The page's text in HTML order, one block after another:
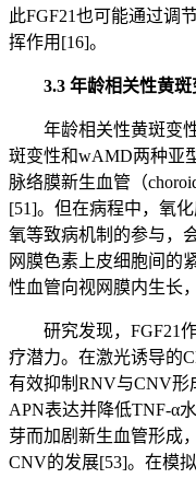
此FGF21也可能通过调
挥作用[16]。
3.3 年龄相关性黄斑
年龄相关性黄斑变
斑变性和wAMD两种亚
脉络膜新生血管（
[51]。但在病程中，氧
氧等致病机制的参与，
网膜色素上皮细胞间的
性血管向视网膜内生长
研究发现，FGF21
疗潜力。在激光诱导的
有效抑制RNV与CNV形
APN表达并降低TNF-α
芽而加剧新生血管形成
CNV的发展[53]。在模